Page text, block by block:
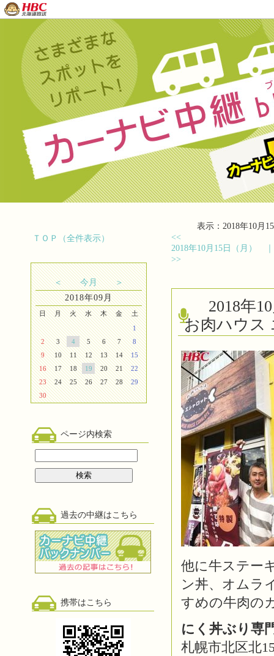
ＴＯＰ（全件表示）
＜ 今月
＞
2018年09月
日 月 火 水 木 金
土
1
2
3 4 5 6 7
8
9
10 11 12 13 14
15
16
17 18 19 20 21
22
23
24 25 26 27 28
29
30
ページ内検索
過去の中継はこちら
携帯はこちら
表示：2018年10月15
<<
2018年10月15日（月）
>>
2018年
お肉ハウス
他に牛ステー
ン丼、オムラ
すめの牛肉の
にく丼ぶり専
札幌市北区北